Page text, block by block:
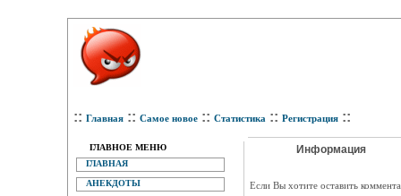
:: Главная :: Самое новое :: Статистика :: Регистрация ::
ГЛАВНОЕ МЕНЮ
ГЛАВНАЯ
АНЕКДОТЫ
Информация
Eсли Вы хотите оставить